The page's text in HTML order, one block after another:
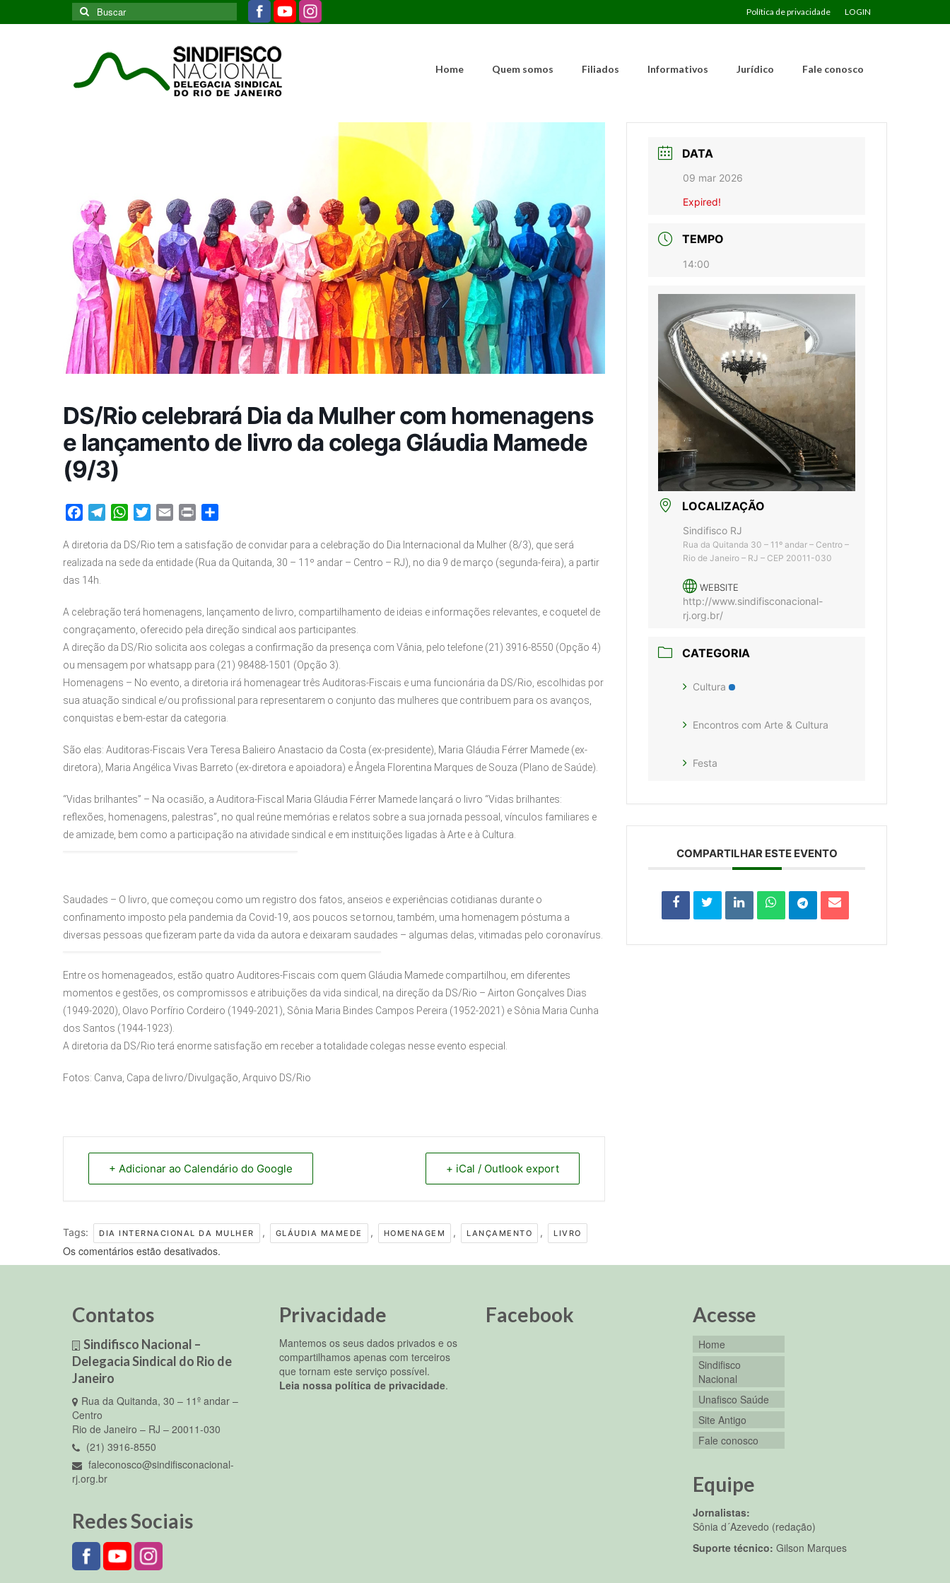
Política de privacidade LOGIN
Buscar
por:
Home Quem somos Filiados Informativos Jurídico Fale conosco
DS/Rio celebrará Dia da Mulher com homenagens
e lançamento de livro da colega Gláudia Mamede
(9/3)
FacebookTelegramWhatsApp
TwitterEmail Print
A diretoria da DS/Rio tem a satisfação de convidar para a celebração do Dia Internacional da Mulher (8/3), que será
realizada na sede da entidade (Rua da Quitanda, 30 – 11º andar – Centro – RJ), no dia 9 de março (segunda-feira), a partir
das 14h.
A celebração terá homenagens, lançamento de livro, compartilhamento de ideias e informações relevantes, e coquetel de
congraçamento, oferecido pela direção sindical aos participantes.
A direção da DS/Rio solicita aos colegas a confirmação da presença com Vânia, pelo telefone (21) 3916-8550 (Opção 4)
ou mensagem por whatsapp para (21) 98488-1501 (Opção 3).
Homenagens – No evento, a diretoria irá homenagear três Auditoras-Fiscais e uma funcionária da DS/Rio, escolhidas por
sua atuação sindical e/ou profissional para representarem o conjunto das mulheres que contribuem para os avanços,
conquistas e bem-estar da categoria.
São elas: Auditoras-Fiscais Vera Teresa Balieiro Anastacio da Costa (ex-presidente), Maria Gláudia Férrer Mamede (ex-
diretora), Maria Angélica Vivas Barreto (ex-diretora e apoiadora) e Ângela Florentina Marques de Souza (Plano de Saúde).
“Vidas brilhantes” – Na ocasião, a Auditora-Fiscal Maria Gláudia Férrer Mamede lançará o livro “Vidas brilhantes:
reflexões, homenagens, palestras”, no qual reúne memórias e relatos sobre a sua jornada pessoal, vínculos familiares e
de amizade, bem como a participação na atividade sindical e em instituições ligadas à Arte e à Cultura.
Saudades – O livro, que começou como um registro dos fatos, anseios e experiências cotidianas durante o
confinamento imposto pela pandemia da Covid-19, aos poucos se tornou, também, uma homenagem póstuma a
diversas pessoas que fizeram parte da vida da autora e deixaram saudades – algumas delas, vitimadas pelo coronavírus.
Entre os homenageados, estão quatro Auditores-Fiscais com quem Gláudia Mamede compartilhou, em diferentes
momentos e gestões, os compromissos e atribuições da vida sindical, na direção da DS/Rio – Airton Gonçalves Dias
(1949-2020), Olavo Porfírio Cordeiro (1949-2021), Sônia Maria Bindes Campos Pereira (1952-2021) e Sônia Maria Cunha
dos Santos (1944-1923).
A diretoria da DS/Rio terá enorme satisfação em receber a totalidade colegas nesse evento especial.
Fotos: Canva, Capa de livro/Divulgação, Arquivo DS/Rio
+ Adicionar ao Calendário do Google + iCal / Outlook export
Tags: DIA INTERNACIONAL DA MULHER , GLÁUDIA MAMEDE , HOMENAGEM , LANÇAMENTO , LIVRO
DATA
09 mar 2026
Expired!
TEMPO
14:00
LOCALIZAÇÃO
Sindifisco RJ
Rua da Quitanda 30 – 11º andar – Centro –
Rio de Janeiro – RJ – CEP 20011-030
WEBSITE
http://www.sindifisconacional-
rj.org.br/
CATEGORIA
Cultura
Encontros com Arte & Cultura
Festa
COMPARTILHAR ESTE EVENTO
Os comentários estão desativados.
Contatos
Sindifisco Nacional –
Delegacia Sindical do Rio de
Janeiro
Rua da Quitanda, 30 – 11º andar –
Centro
Rio de Janeiro – RJ – 20011-030
(21) 3916-8550
faleconosco@sindifisconacional-
rj.org.br
Redes Sociais
Privacidade
Mantemos os seus dados privados e os
compartilhamos apenas com terceiros
que tornam este serviço possível.
Leia nossa política de privacidade.
Facebook Acesse
Home
Sindifisco
Nacional
Unafisco Saúde
Site Antigo
Fale conosco
Equipe
Jornalistas:
Sônia d´Azevedo (redação)
Suporte técnico: Gilson Marques